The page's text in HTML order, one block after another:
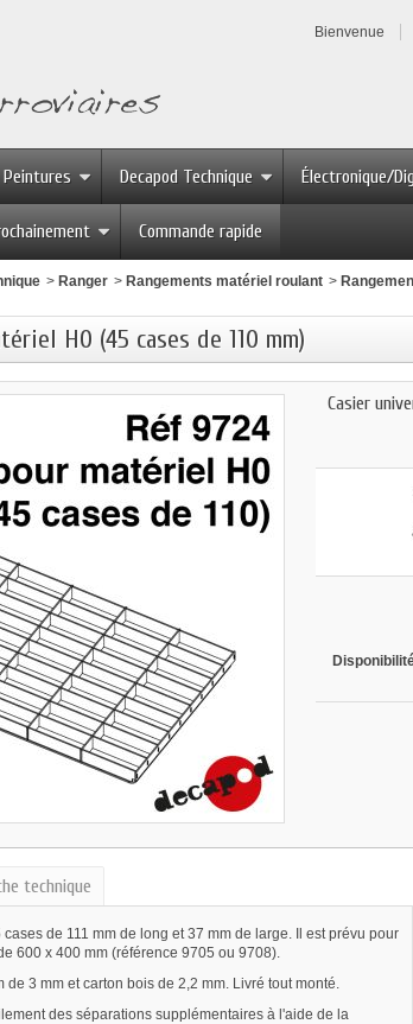
Bienvenue
Peintures Decapod Technique Électronique/
Commande rapide
> Ranger > Rangements matériel roulant >
H0 (45 cases de 110 mm)
Casier
technique
de 111 mm de long et 37 mm de large. Il est prévu pour
600 x 400 mm (référence 9705 ou 9708).
de 3 mm et carton bois de 2,2 mm. Livré tout monté.
des séparations supplémentaires à l'aide de la